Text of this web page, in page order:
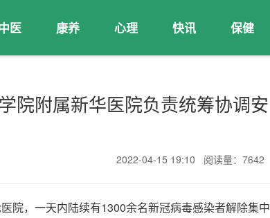
医 康养 心理 快讯 保健
院附属新华医院负责统筹协调安
2022-04-15 19:10 阅读量：7642
院，一天内陆续有1300余名新冠病毒感染者解除集中